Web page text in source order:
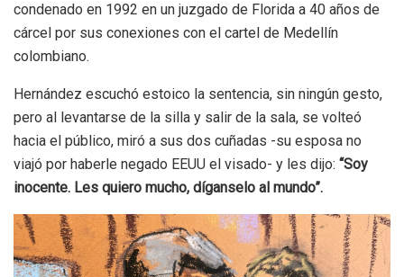
condenado en 1992 en un juzgado de Florida a 40 años de
cárcel por sus conexiones con el cartel de Medellín
colombiano.
Hernández escuchó estoico la sentencia, sin ningún gesto,
pero al levantarse de la silla y salir de la sala, se volteó
hacia el público, miró a sus dos cuñadas -su esposa no
viajó por haberle negado EEUU el visado- y les dijo: “Soy
inocente. Les quiero mucho, díganselo al mundo”.